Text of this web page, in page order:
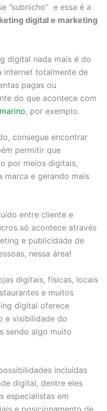
e essa é a
digital e marketing
digital nada mais é do
internet totalmente de
pagas ou
do que acontece com
, por exemplo.
consegue encontrar
permitir que
por meios digitais,
marca e gerando mais
entre cliente e
só acontece através
e publicidade de
nessa área!
digitais, físicas, locais
e muitos
digital oferece
e visibilidade do
sendo algo muito
incluídas
digital, dentre eles
especialistas em